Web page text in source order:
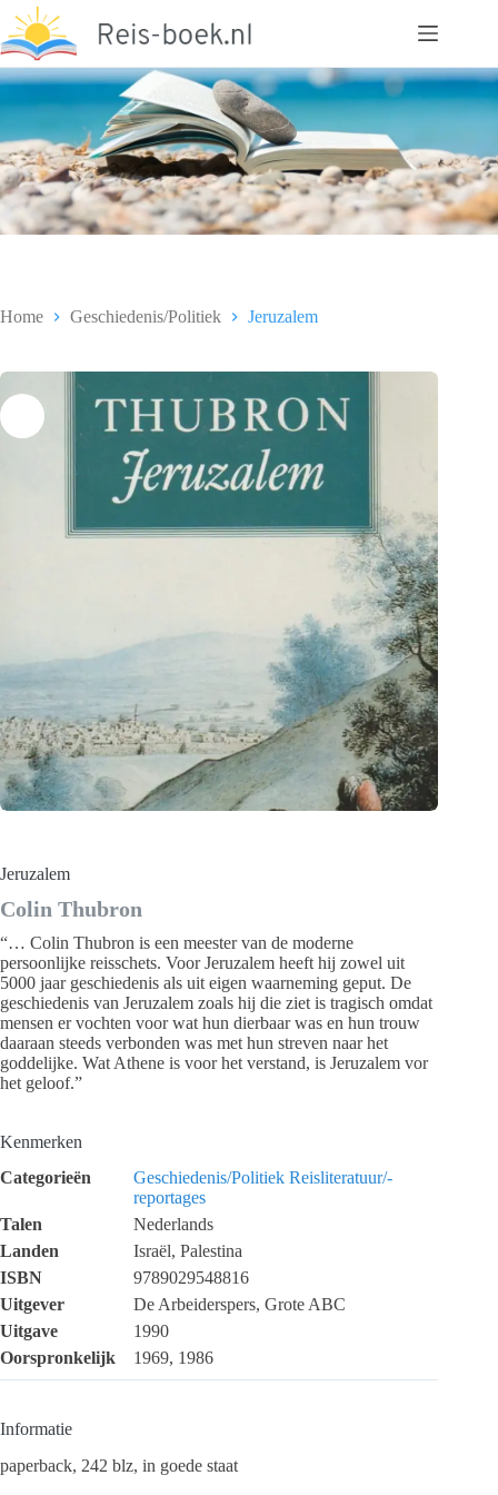
naar
de
inhoud
Home Geschiedenis/Politiek Jeruzalem
Jeruzalem
Colin Thubron
“… Colin Thubron is een meester van de moderne
persoonlijke reisschets. Voor Jeruzalem heeft hij zowel uit
5000 jaar geschiedenis als uit eigen waarneming geput. De
geschiedenis van Jeruzalem zoals hij die ziet is tragisch omdat
mensen er vochten voor wat hun dierbaar was en hun trouw
daaraan steeds verbonden was met hun streven naar het
goddelijke. Wat Athene is voor het verstand, is Jeruzalem vor
het geloof.”
Kenmerken
Categorieën
Geschiedenis/Politiek Reisliteratuur/-
reportages
Talen
Nederlands
Landen
Israël, Palestina
ISBN
9789029548816
Uitgever
De Arbeiderspers, Grote ABC
Uitgave
1990
Oorspronkelijk
1969, 1986
Informatie
paperback, 242 blz, in goede staat